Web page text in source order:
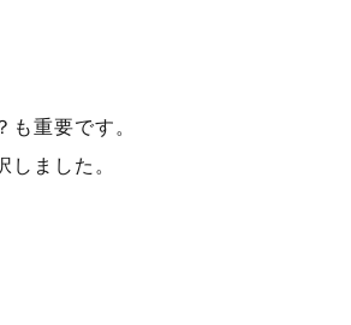
重要です。
ました。